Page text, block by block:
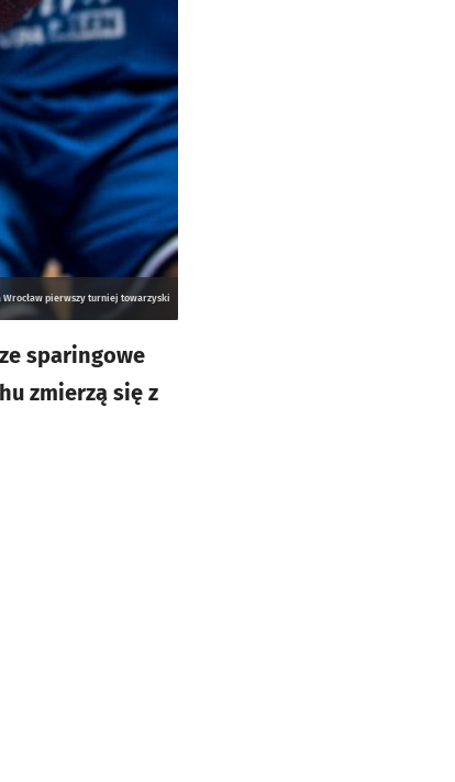
Wrocław pierwszy turniej towarzyski
sparingowe
zmierzą się z